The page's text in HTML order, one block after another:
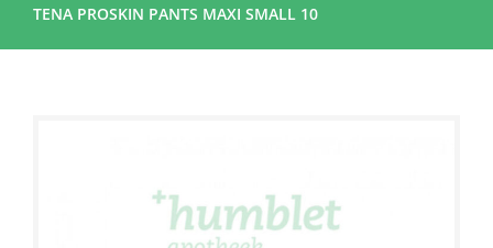
TENA PROSKIN PANTS MAXI SMALL 10